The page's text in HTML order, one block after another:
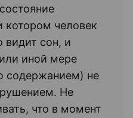
котором человек
видит сон, и
иной мере
содержанием) не
Не
что в момент